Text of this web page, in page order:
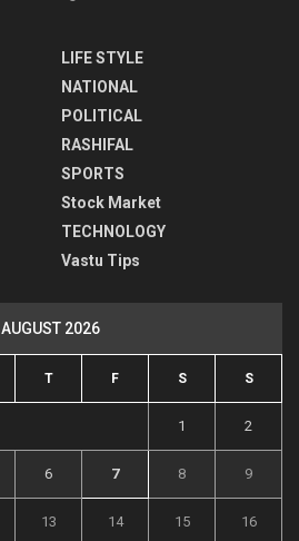
LIFE STYLE
NATIONAL
POLITICAL
RASHIFAL
SPORTS
Stock Market
TECHNOLOGY
Vastu Tips
AUGUST 2026
T F S S
1 2
6 7 8 9
13 14 15 16